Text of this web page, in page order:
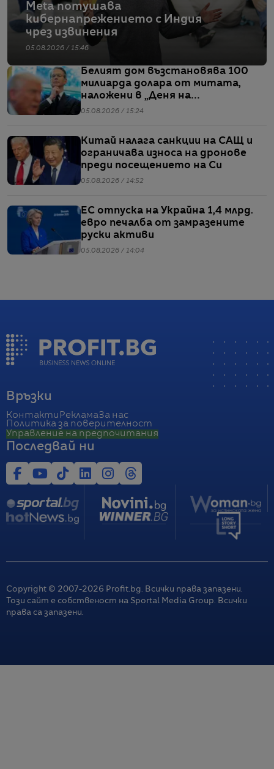
Meta потушава
кибернапрежението с Индия
чрез извинения
05.08.2026 / 15:46
Белият дом възстановява 100
милиарда долара от митата,
наложени в „Деня на
освобождението“
05.08.2026 / 15:24
Китай налага санкции на САЩ и
ограничава износа на дронове
преди посещението на Си
05.08.2026 / 14:52
ЕС отпуска на Украйна 1,4 млрд.
евро печалба от замразените
руски активи
05.08.2026 / 14:04
Връзки
Контакти РекламаЗа нас
Политика за поверителност
Управление на предпочитания
Последвай ни
Copyright © 2007-2026 Profit.bg. Всички права запазени.
Този сайт е собственост на Sportal Media Group. Всички
права са запазени.